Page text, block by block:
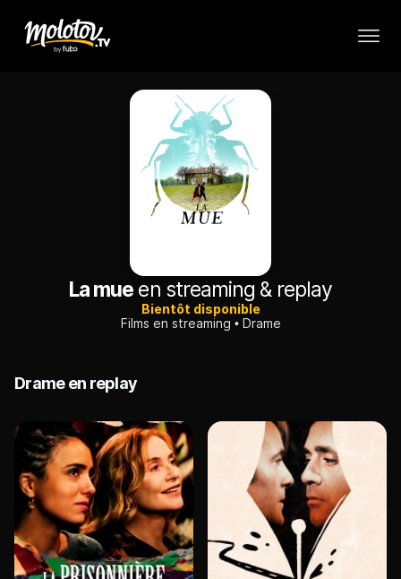
La mue en streaming & replay
Bientôt disponible
Films en streaming
Drame
Drame en replay